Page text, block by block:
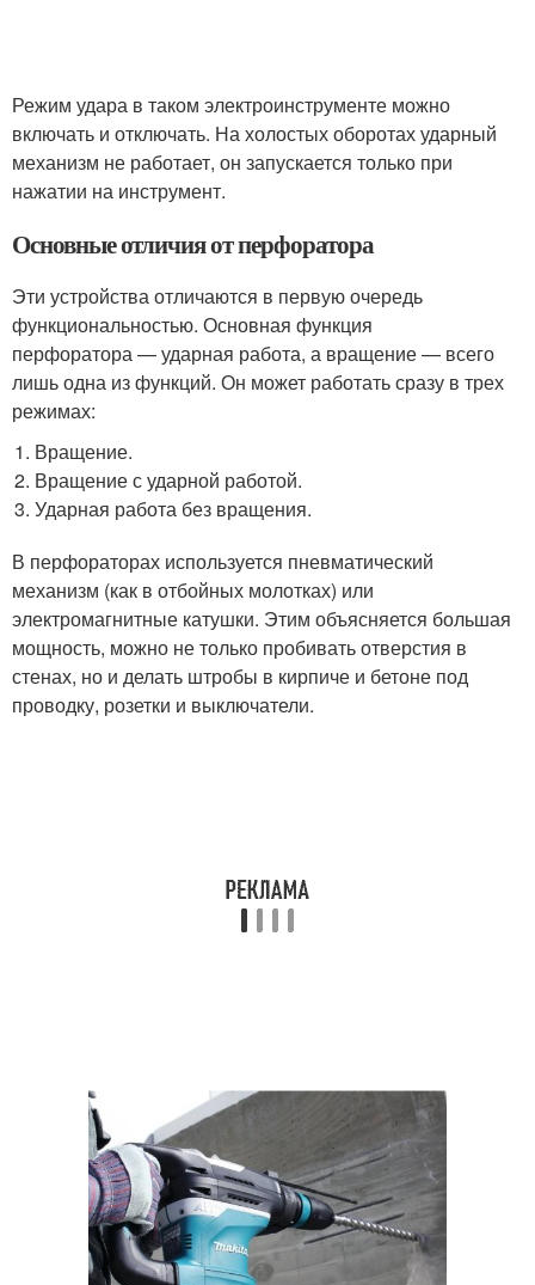
Режим удара в таком электроинструменте можно
включать и отключать. На холостых оборотах ударный
механизм не работает, он запускается только при
нажатии на инструмент.
Основные отличия от перфоратора
Эти устройства отличаются в первую очередь
функциональностью. Основная функция
перфоратора — ударная работа, а вращение — всего
лишь одна из функций. Он может работать сразу в трех
режимах:
Вращение.
Вращение с ударной работой.
Ударная работа без вращения.
В перфораторах используется пневматический
механизм (как в отбойных молотках) или
электромагнитные катушки. Этим объясняется большая
мощность, можно не только пробивать отверстия в
стенах, но и делать штробы в кирпиче и бетоне под
проводку, розетки и выключатели.